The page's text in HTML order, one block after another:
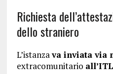
Richiesta
dello straniero
L’istanzava inviata via
extracomunitario all’ITL